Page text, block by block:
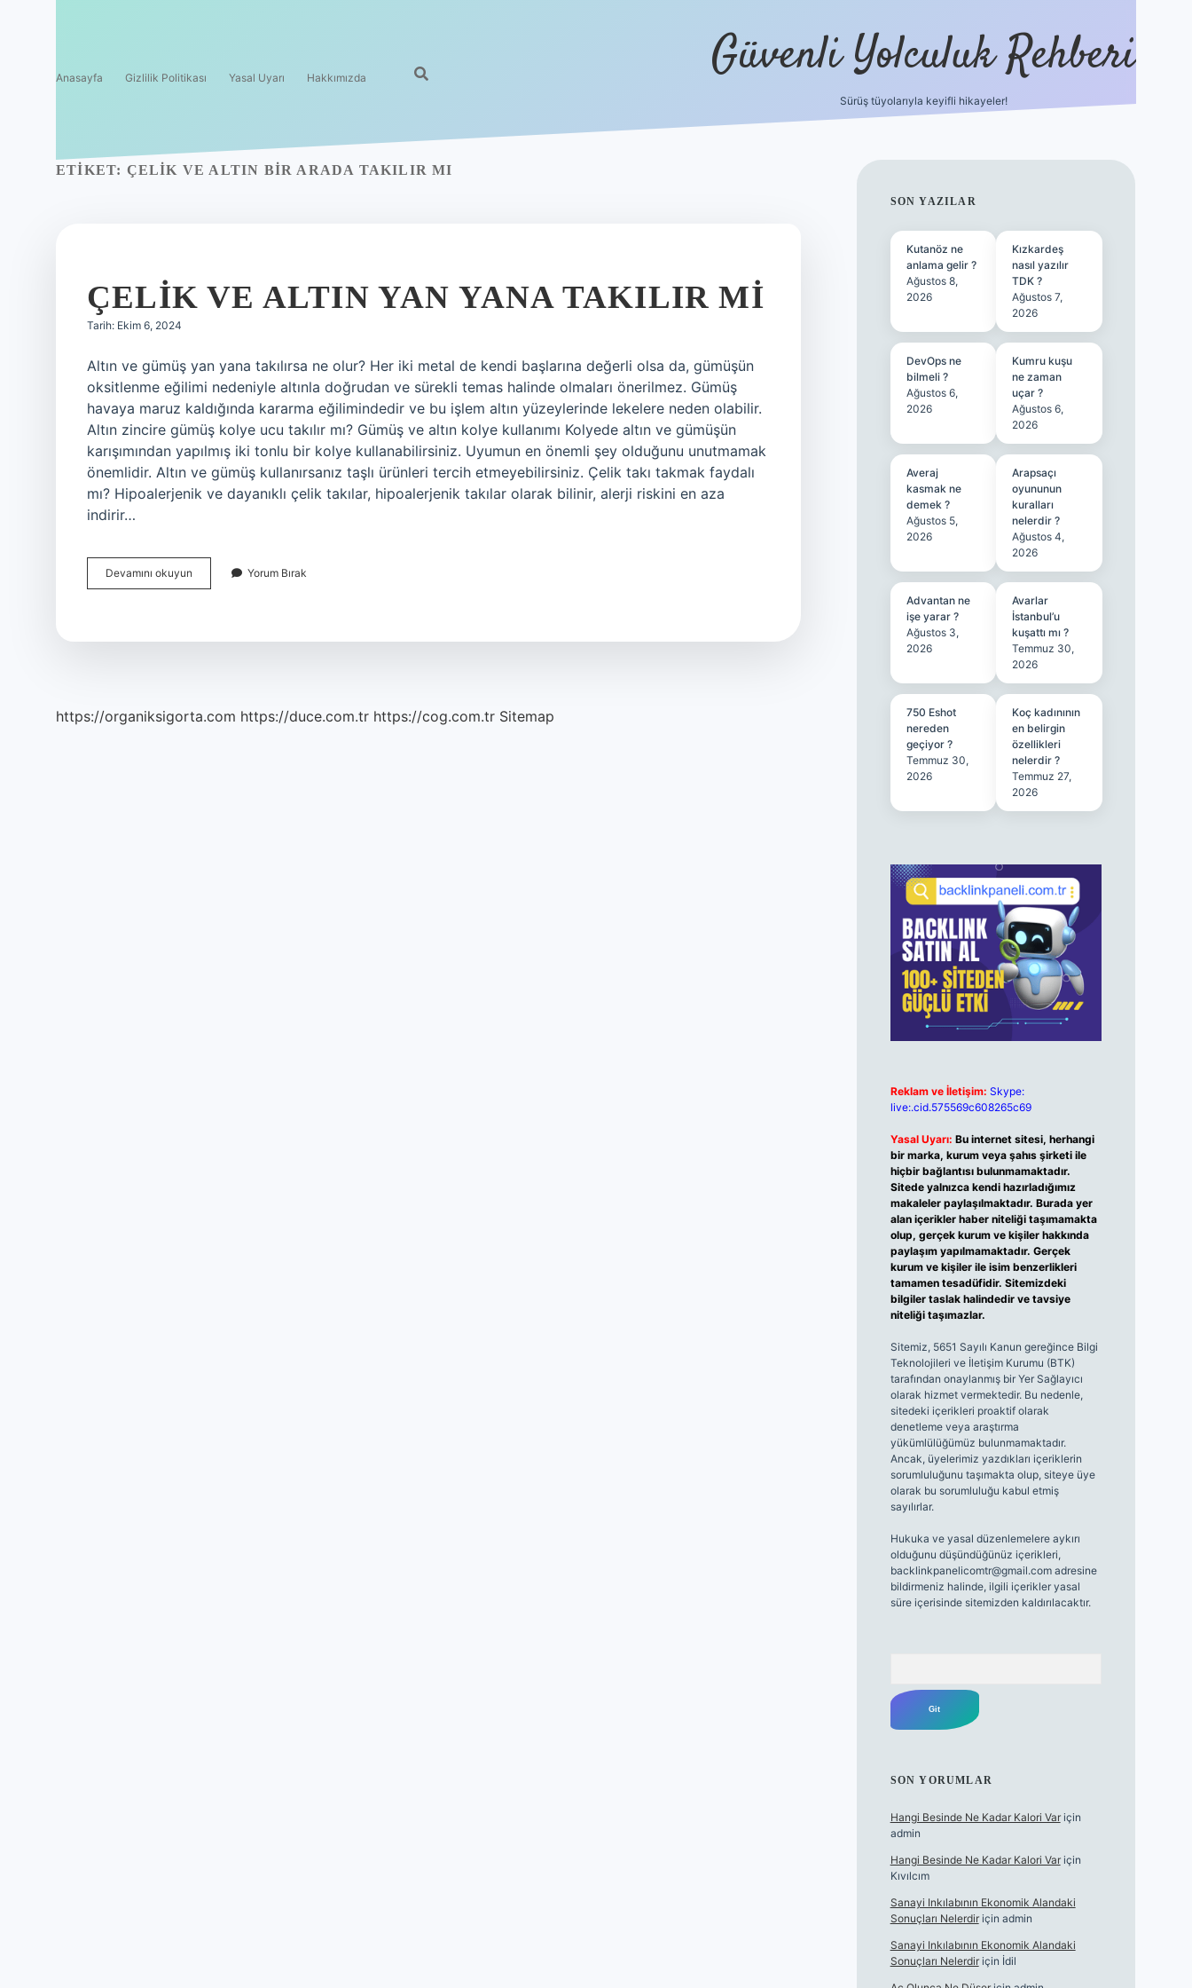
Anasayfa Gizlilik Politikası Yasal Uyarı Hakkımızda Güvenli Yolculuk Rehberi
Sürüş tüyolarıyla keyifli hikayeler!
ETIKET: ÇELIK VE ALTIN BIR ARADA TAKILIR MI
ÇELIK VE ALTIN YAN YANA TAKILIR MI
Tarih: Ekim 6, 2024
Altın ve gümüş yan yana takılırsa ne olur? Her iki metal de kendi başlarına değerli olsa da, gümüşün
oksitlenme eğilimi nedeniyle altınla doğrudan ve sürekli temas halinde olmaları önerilmez. Gümüş
havaya maruz kaldığında kararma eğilimindedir ve bu işlem altın yüzeylerinde lekelere neden olabilir.
Altın zincire gümüş kolye ucu takılır mı? Gümüş ve altın kolye kullanımı Kolyede altın ve gümüşün
karışımından yapılmış iki tonlu bir kolye kullanabilirsiniz. Uyumun en önemli şey olduğunu unutmamak
önemlidir. Altın ve gümüş kullanırsanız taşlı ürünleri tercih etmeyebilirsiniz. Çelik takı takmak faydalı
mı? Hipoalerjenik ve dayanıklı çelik takılar, hipoalerjenik takılar olarak bilinir, alerji riskini en aza
indirir…
Devamını okuyun
Ve
Yorum Bırak
https://organiksigorta.com https://duce.com.tr https://cog.com.tr Sitemap
SIDEBAR
SON YAZILAR
Kutanöz ne
anlama gelir ?
Ağustos 8,
2026
Kızkardeş
nasıl yazılır
TDK ?
Ağustos 7,
2026
DevOps ne
bilmeli ?
Ağustos 6,
2026
Kumru kuşu
ne zaman
uçar ?
Ağustos 6,
2026
Averaj
kasmak ne
demek ?
Ağustos 5,
2026
Arapsaçı
oyununun
kuralları
nelerdir ?
Ağustos 4,
2026
Advantan ne
işe yarar ?
Ağustos 3,
2026
Avarlar
İstanbul’u
kuşattı mı ?
Temmuz 30,
2026
750 Eshot
nereden
geçiyor ?
Temmuz 30,
2026
Koç kadınının
en belirgin
özellikleri
nelerdir ?
Temmuz 27,
2026
Reklam ve İletişim: Skype:
live:.cid.575569c608265c69
Yasal Uyarı: Bu internet sitesi, herhangi
bir marka, kurum veya şahıs şirketi ile
hiçbir bağlantısı bulunmamaktadır.
Sitede yalnızca kendi hazırladığımız
makaleler paylaşılmaktadır. Burada yer
alan içerikler haber niteliği taşımamakta
olup, gerçek kurum ve kişiler hakkında
paylaşım yapılmamaktadır. Gerçek
kurum ve kişiler ile isim benzerlikleri
tamamen tesadüfidir. Sitemizdeki
bilgiler taslak halindedir ve tavsiye
niteliği taşımazlar.
Sitemiz, 5651 Sayılı Kanun gereğince Bilgi
Teknolojileri ve İletişim Kurumu (BTK)
tarafından onaylanmış bir Yer Sağlayıcı
olarak hizmet vermektedir. Bu nedenle,
sitedeki içerikleri proaktif olarak
denetleme veya araştırma
yükümlülüğümüz bulunmamaktadır.
Ancak, üyelerimiz yazdıkları içeriklerin
sorumluluğunu taşımakta olup, siteye üye
olarak bu sorumluluğu kabul etmiş
sayılırlar.
Hukuka ve yasal düzenlemelere aykırı
olduğunu düşündüğünüz içerikleri,
backlinkpanelicomtr@gmail.comadresine
bildirmeniz halinde, ilgili içerikler yasal
süre içerisinde sitemizden kaldırılacaktır.
SON YORUMLAR
Hangi Besinde Ne Kadar Kalori Variçin
admin
Hangi Besinde Ne Kadar Kalori Variçin
Kıvılcım
Sanayi Inkılabının Ekonomik Alandaki
Sonuçları Nelerdiriçin admin
Sanayi Inkılabının Ekonomik Alandaki
Sonuçları Nelerdiriçin İdil
grandoperabet